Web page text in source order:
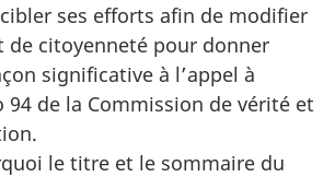
ses efforts afin de modifier
de citoyenneté pour donner
significative à l’appel à
94 de la Commission de vérité et
le titre et le sommaire du